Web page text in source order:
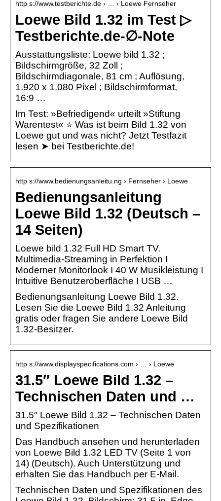
http s://www.testberichte.de › … › Loewe Fernseher
Loewe Bild 1.32 im Test ▷
Testberichte.de-∅-Note
Ausstattungsliste: Loewe bild 1.32 ;
Bildschirmgröße, 32 Zoll ;
Bildschirmdiagonale, 81 cm ; Auflösung,
1.920 x 1.080 Pixel ; Bildschirmformat,
16:9 …
Im Test: »Befriedigend« urteilt »Stiftung
Warentest« ⭐ Was ist beim Bild 1.32 von
Loewe gut und was nicht? Jetzt Testfazit
lesen ➤ bei Testberichte.de!
http s://www.bedienungsanleitu.ng › Fernseher › Loewe
Bedienungsanleitung
Loewe Bild 1.32 (Deutsch –
14 Seiten)
Loewe bild 1.32 Full HD Smart TV.
Multimedia-Streaming in Perfektion I
Moderner Monitorlook I 40 W Musikleistung I
Intuitive Benutzeroberfläche I USB …
Bedienungsanleitung Loewe Bild 1.32.
Lesen Sie die Loewe Bild 1.32 Anleitung
gratis oder fragen Sie andere Loewe Bild
1.32-Besitzer.
http s://www.displayspecifications.com › … › Loewe
31.5″ Loewe Bild 1.32 –
Technischen Daten und …
31.5″ Loewe Bild 1.32 – Technischen Daten
und Spezifikationen
Das Handbuch ansehen und herunterladen
von Loewe Bild 1.32 LED TV (Seite 1 von
14) (Deutsch). Auch Unterstützung und
erhalten Sie das Handbuch per E-Mail.
Technischen Daten und Spezifikationen des